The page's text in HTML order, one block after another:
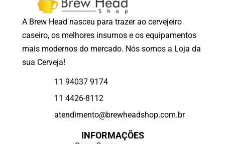
A Brew Head nasceu para trazer ao cervejeiro
caseiro, os melhores insumos e os equipamentos
mais modernos do mercado. Nós somos a Loja da
sua Cerveja!
11 94037 9174
11 4426-8112
atendimento@brewheadshop.com.br
INFORMAÇÕES